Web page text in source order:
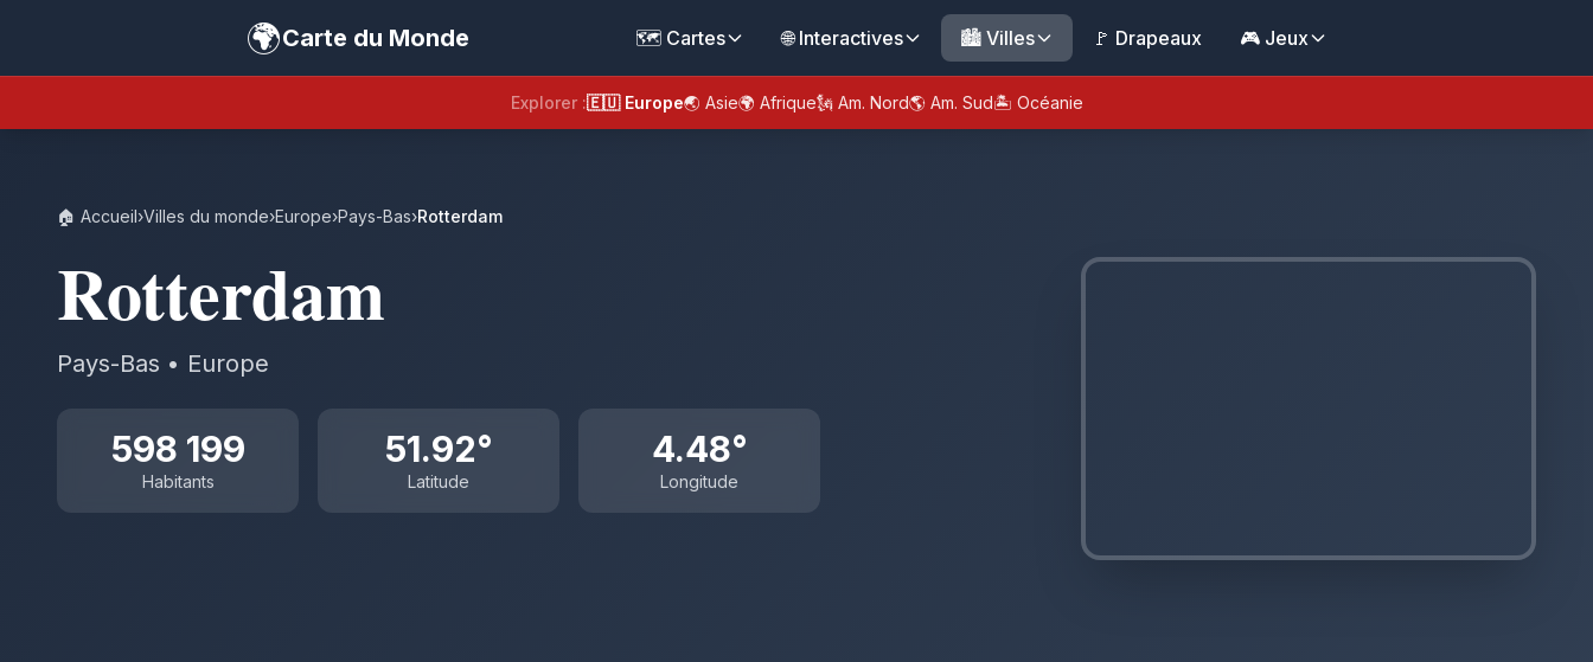
🌍Carte du Monde 🗺️ Cartes 🌐 Interactives 🏙️ Villes 🚩 Drapeaux 🎮 Jeux
Explorer :🇪🇺 Europe🌏 Asie🌍 Afrique🗽 Am. Nord🌎 Am. Sud🏝️ Océanie
🏠 Accueil›Villes du monde›Europe›Pays-Bas›Rotterdam
Rotterdam
Pays-Bas • Europe
598 199
Habitants
51.92°
Latitude
4.48°
Longitude